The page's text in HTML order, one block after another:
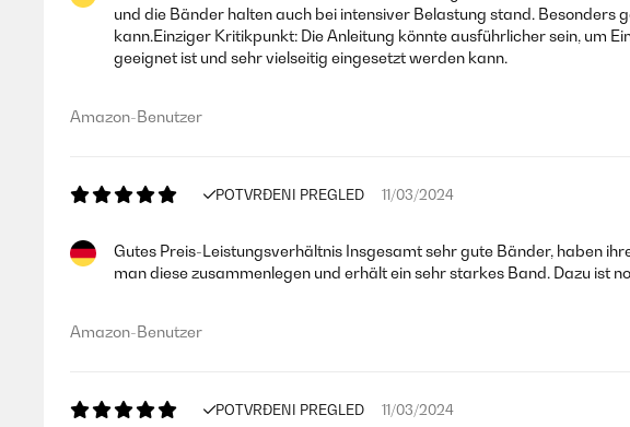
und die Bänder halten auch bei intensiver Belastung stand.
kann.Einziger Kritikpunkt: Die Anleitung könnte ausführlicher sein, um
geeignet ist und sehr vielseitig eingesetzt werden kann.
Amazon-Benutzer
POTVRĐENI PREGLED 11/03/2024
Gutes Preis-Leistungsverhältnis Insgesamt sehr gute Bänder, haben
man diese zusammenlegen und erhält ein sehr starkes Band. Dazu ist
Amazon-Benutzer
POTVRĐENI PREGLED 11/03/2024